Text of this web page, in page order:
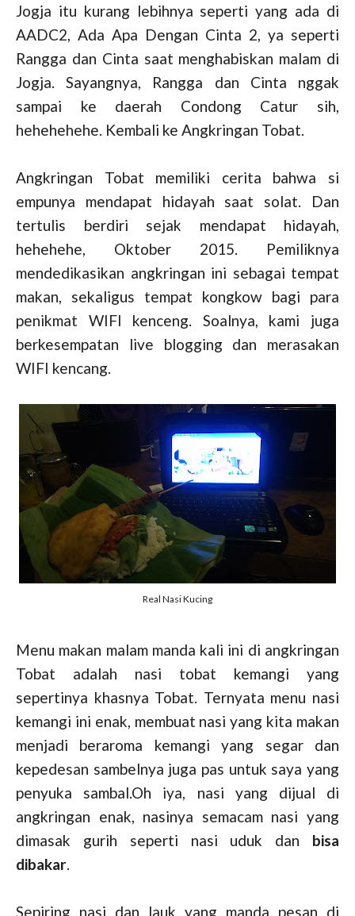
Jogja itu kurang lebihnya seperti yang ada di
AADC2, Ada Apa Dengan Cinta 2, ya seperti
Rangga dan Cinta saat menghabiskan malam di
Jogja. Sayangnya, Rangga dan Cinta nggak
sampai ke daerah Condong Catur sih,
hehehehehe. Kembali ke Angkringan Tobat.
Angkringan Tobat memiliki cerita bahwa si
empunya mendapat hidayah saat solat. Dan
tertulis berdiri sejak mendapat hidayah,
hehehehe, Oktober 2015. Pemiliknya
mendedikasikan angkringan ini sebagai tempat
makan, sekaligus tempat kongkow bagi para
penikmat WIFI kenceng. Soalnya, kami juga
berkesempatan live blogging dan merasakan
WIFI kencang.
Real Nasi Kucing
Menu makan malam manda kali ini di angkringan
Tobat adalah nasi tobat kemangi yang
sepertinya khasnya Tobat. Ternyata menu nasi
kemangi ini enak, membuat nasi yang kita makan
menjadi beraroma kemangi yang segar dan
kepedesan sambelnya juga pas untuk saya yang
penyuka sambal.Oh iya, nasi yang dijual di
angkringan enak, nasinya semacam nasi yang
dimasak gurih seperti nasi uduk dan bisa
dibakar.
Sepiring nasi dan lauk yang manda pesan di